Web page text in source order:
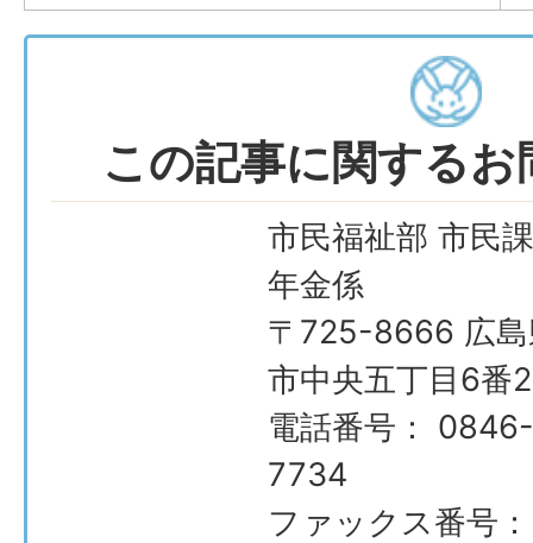
この記事に関する
市民福祉部 市民
年金係
〒725-8666 広島
市中央五丁目6番
電話番号：
7734
ファックス番号：